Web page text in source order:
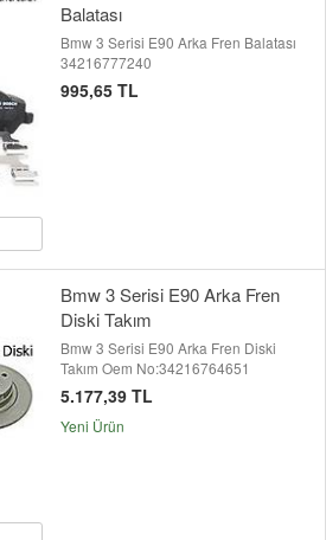
Balatası
Bmw 3 Serisi E90 Arka Fren Balatası
34216777240
995,65 TL
Bmw 3 Serisi E90 Arka Fren
Diski Takım
Bmw 3 Serisi E90 Arka Fren Diski
Takım Oem No:34216764651
5.177,39 TL
Yeni Ürün